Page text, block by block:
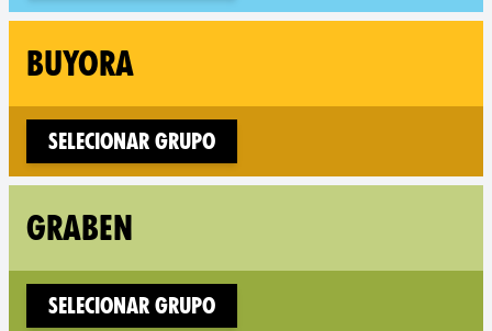
BUYORA
Selecionar Grupo
GRABEN
Selecionar Grupo